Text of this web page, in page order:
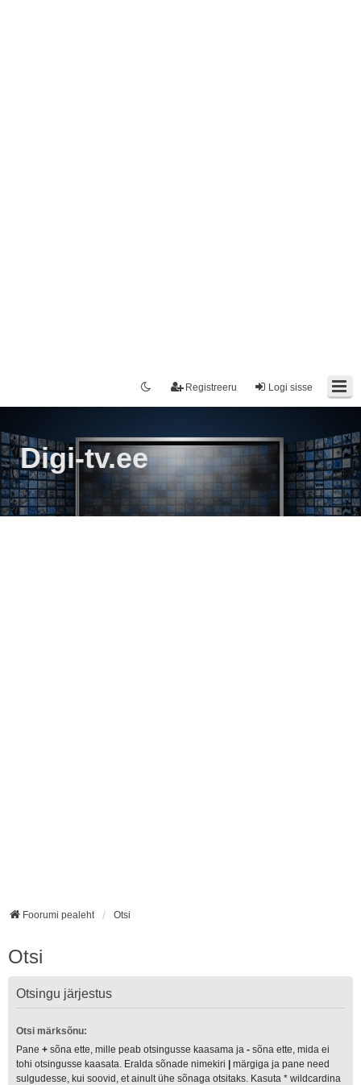
Logi sisse
Registreeru
Digi-tv.ee
Foorumi pealeht Otsi
Otsi
Otsingu järjestus
Otsi märksõnu:
Pane + sõna ette, mille peab otsingusse kaasama ja - sõna ette, mida ei
tohi otsingusse kaasata. Eralda sõnade nimekiri
märgiga ja pane need
sulgudesse, kui soovid, et ainult ühe sõnaga otsitaks. Kasuta * wildcardina